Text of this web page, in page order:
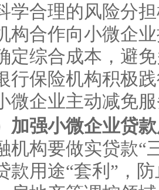
学合理的风险分
构合作向小微企
定综合成本，避
行保险机构积极
微企业主动减免
加强小微企业贷
机构要做实贷款“
款用途“套利”，